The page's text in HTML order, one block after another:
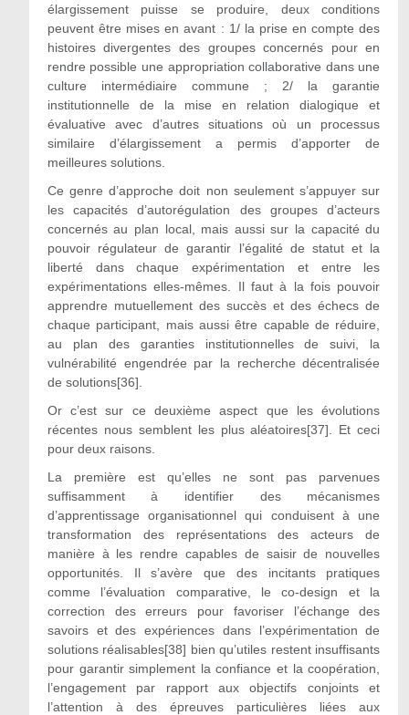
élargissement puisse se produire, deux conditions
peuvent être mises en avant : 1/ la prise en compte des
histoires divergentes des groupes concernés pour en
rendre possible une appropriation collaborative dans une
culture intermédiaire commune ; 2/ la garantie
institutionnelle de la mise en relation dialogique et
évaluative avec d’autres situations où un processus
similaire d’élargissement a permis d’apporter de
meilleures solutions.
Ce genre d’approche doit non seulement s’appuyer sur
les capacités d’autorégulation des groupes d’acteurs
concernés au plan local, mais aussi sur la capacité du
pouvoir régulateur de garantir l’égalité de statut et la
liberté dans chaque expérimentation et entre les
expérimentations elles-mêmes. Il faut à la fois pouvoir
apprendre mutuellement des succès et des échecs de
chaque participant, mais aussi être capable de réduire,
au plan des garanties institutionnelles de suivi, la
vulnérabilité engendrée par la recherche décentralisée
de solutions[36].
Or c’est sur ce deuxième aspect que les évolutions
récentes nous semblent les plus aléatoires[37]. Et ceci
pour deux raisons.
La première est qu’elles ne sont pas parvenues
suffisamment à identifier des mécanismes
d’apprentissage organisationnel qui conduisent à une
transformation des représentations des acteurs de
manière à les rendre capables de saisir de nouvelles
opportunités. Il s’avère que des incitants pratiques
comme l’évaluation comparative, le co-design et la
correction des erreurs pour favoriser l’échange des
savoirs et des expériences dans l’expérimentation de
solutions réalisables[38] bien qu’utiles restent insuffisants
pour garantir simplement la confiance et la coopération,
l’engagement par rapport aux objectifs conjoints et
l’attention à des épreuves particulières liées aux